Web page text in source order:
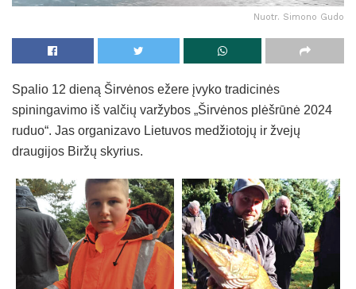
Nuotr. Simono Gudo
Spalio 12 dieną Širvėnos ežere įvyko tradicinės
spiningavimo iš valčių varžybos „Širvėnos plėšrūnė 2024
ruduo“. Jas organizavo Lietuvos medžiotojų ir žvejų
draugijos Biržų skyrius.